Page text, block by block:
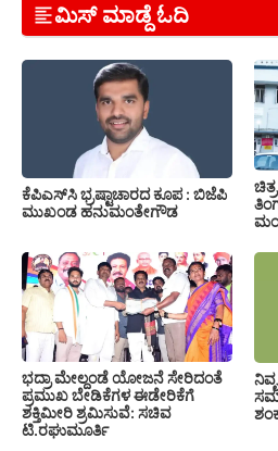
ಮಿಸ್ ಮಾಡ್ದೆ ಓದಿ
ಕೆಪಿಎಸ್‍ಸಿ ಭ್ರಷ್ಟಾಚಾರದ ಕೂಪ : ಬಿಜೆಪಿ
ಮುಖಂಡ ಹನುಮಂತೇಗೌಡ
ಭದ್ರಾ ಮೇಲ್ದಂಡೆ ಯೋಜನೆ ಸೇರಿದಂತೆ
ಪ್ರಮುಖ ಬೇಡಿಕೆಗಳ ಈಡೇರಿಕೆಗೆ
ಶಕ್ತಿಮೀರಿ ಶ್ರಮಿಸುವೆ: ಸಚಿವ
ಟಿ.ರಘುಮೂರ್ತಿ